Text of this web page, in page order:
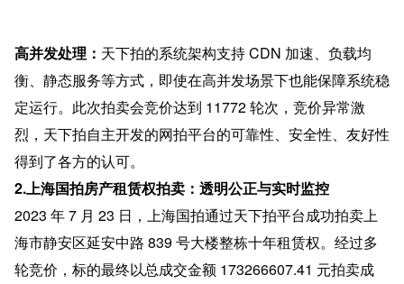
高并发处理： 天下拍的系统架构支持 CDN 加速、负载均
衡、静态服务等方式，即使在高并发场景下也能保障系统稳
定运行。此次拍卖会竞价达到 11772 轮次，竞价异常激
烈，天下拍自主开发的网拍平台的可靠性、安全性、友好性
得到了各方的认可。
2.上海国拍房产租赁权拍卖：透明公正与实时监控
2023 年 7 月 23 日，上海国拍通过天下拍平台成功拍卖上
海市静安区延安中路 839 号大楼整栋十年租赁权。经过多
轮竞价，标的最终以总成交金额 173266607.41 元拍卖成